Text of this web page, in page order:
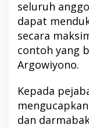
seluruh
dapat
secara
contoh yang
Argowiyono.
Kepada
dan